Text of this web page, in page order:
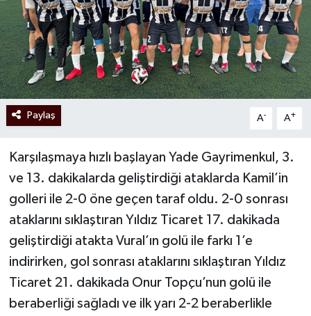
Paylaş A- A+
Karşılaşmaya hızlı başlayan Yade Gayrimenkul, 3.
ve 13. dakikalarda geliştirdiği ataklarda Kamil’in
golleri ile 2-0 öne geçen taraf oldu. 2-0 sonrası
ataklarını sıklaştıran Yıldız Ticaret 17. dakikada
geliştirdiği atakta Vural’ın golü ile farkı 1’e
indirirken, gol sonrası ataklarını sıklaştıran Yıldız
Ticaret 21. dakikada Onur Topçu’nun golü ile
beraberliği sağladı ve ilk yarı 2-2 beraberlikle